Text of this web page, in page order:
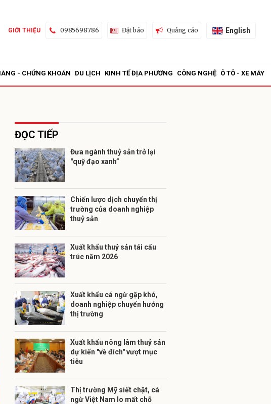
GIỚI THIỆU 0985698786 Đặt báo Quảng cáo English
- CHỨNG KHOÁN DU LỊCH KINH TẾ ĐỊA PHƯƠNG CÔNG NGHỆ Ô TÔ - XE MÁY
ĐỌC TIẾP
Đưa ngành thuỷ sản trở lại
"quỹ đạo xanh”
Chiến lược dịch chuyển thị
trường của doanh nghiệp
thuỷ sản
Xuất khẩu thuỷ sản tái cấu
trúc năm 2026
Xuất khẩu cá ngừ gặp khó,
doanh nghiệp chuyển hướng
thị trường
Xuất khẩu nông lâm thuỷ sản
dự kiến "về đích" vượt mục
tiêu
Thị trường Mỹ siết chặt, cá
ngừ Việt Nam lo mất chỗ
Gửi